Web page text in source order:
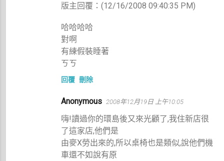
版主回覆：(12/16/2008 09:40:35 PM)
哈哈哈哈
對啊
有練假裝睡著
ㄎㄎ
回覆 刪除
Anonymous 2008年12月19日 上午10:05
嗨!讀過你的環島後又來光顧了,我住新店很
了這家店,他們是
由麥X勞出來的,所以桌椅也是類似,說他們機
車還不如說有原